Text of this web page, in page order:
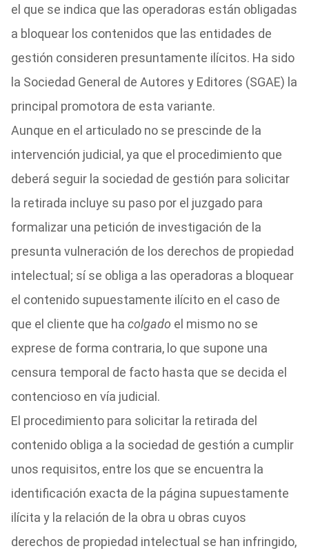
el que se indica que las operadoras están obligadas
a bloquear los contenidos que las entidades de
gestión consideren presuntamente ilícitos. Ha sido
la Sociedad General de Autores y Editores (SGAE) la
principal promotora de esta variante.
Aunque en el articulado no se prescinde de la
intervención judicial, ya que el procedimiento que
deberá seguir la sociedad de gestión para solicitar
la retirada incluye su paso por el juzgado para
formalizar una petición de investigación de la
presunta vulneración de los derechos de propiedad
intelectual; sí se obliga a las operadoras a bloquear
el contenido supuestamente ilícito en el caso de
que el cliente que ha colgado el mismo no se
exprese de forma contraria, lo que supone una
censura temporal de facto hasta que se decida el
contencioso en vía judicial.
El procedimiento para solicitar la retirada del
contenido obliga a la sociedad de gestión a cumplir
unos requisitos, entre los que se encuentra la
identificación exacta de la página supuestamente
ilícita y la relación de la obra u obras cuyos
derechos de propiedad intelectual se han infringido,